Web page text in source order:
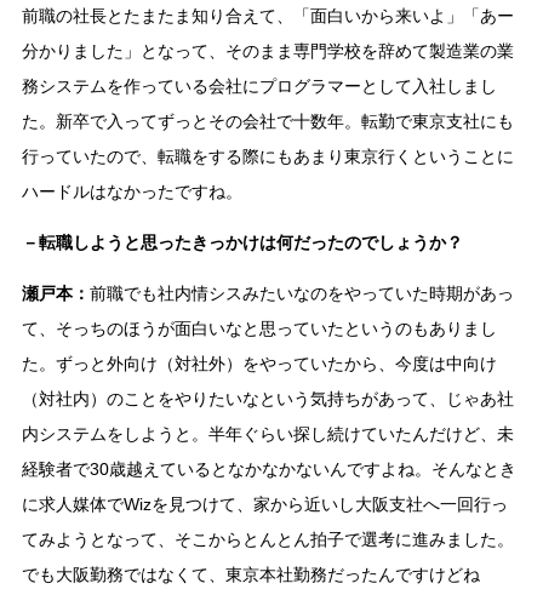
前職の社長とたまたま知り合えて、「面白いから来いよ」「あー
分かりました」となって、そのまま専門学校を辞めて製造業の業
務システムを作っている会社にプログラマーとして入社しまし
た。新卒で入ってずっとその会社で十数年。転勤で東京支社にも
行っていたので、転職をする際にもあまり東京行くということに
ハードルはなかったですね。
－転職しようと思ったきっかけは何だったのでしょうか？
瀬戸本： 前職でも社内情シスみたいなのをやっていた時期があっ
て、そっちのほうが面白いなと思っていたというのもありまし
た。ずっと外向け（対社外）をやっていたから、今度は中向け
（対社内）のことをやりたいなという気持ちがあって、じゃあ社
内システムをしようと。半年ぐらい探し続けていたんだけど、未
経験者で30歳越えているとなかなかないんですよね。そんなとき
に求人媒体でWizを見つけて、家から近いし大阪支社へ一回行っ
てみようとなって、そこからとんとん拍子で選考に進みました。
でも大阪勤務ではなくて、東京本社勤務だったんですけどね